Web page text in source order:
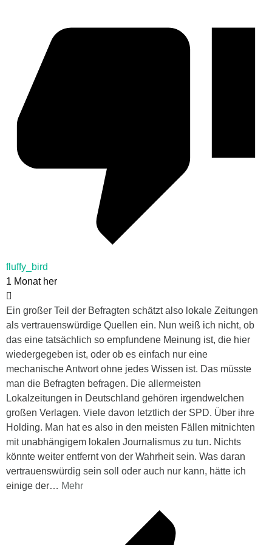
fluffy_bird
1 Monat her
Ein großer Teil der Befragten schätzt also lokale Zeitungen
als vertrauenswürdige Quellen ein. Nun weiß ich nicht, ob
das eine tatsächlich so empfundene Meinung ist, die hier
wiedergegeben ist, oder ob es einfach nur eine
mechanische Antwort ohne jedes Wissen ist. Das müsste
man die Befragten befragen. Die allermeisten
Lokalzeitungen in Deutschland gehören irgendwelchen
großen Verlagen. Viele davon letztlich der SPD. Über ihre
Holding. Man hat es also in den meisten Fällen mitnichten
mit unabhängigem lokalen Journalismus zu tun. Nichts
könnte weiter entfernt von der Wahrheit sein. Was daran
vertrauenswürdig sein soll oder auch nur kann, hätte ich
einige der… Mehr